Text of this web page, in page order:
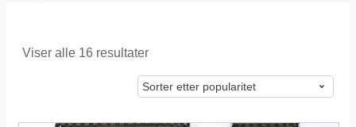
Viser alle 16 resultaterSortert
popularitet